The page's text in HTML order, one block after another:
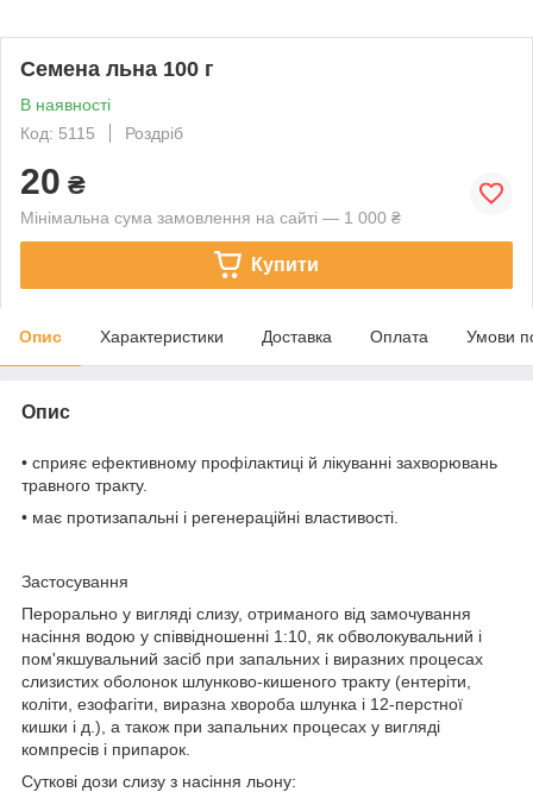
Семена льна 100 г
В наявності
Код: 5115
Роздріб
20 ₴
Мінімальна сума замовлення на сайті — 1 000 ₴
Купити
Опис Характеристики Доставка Оплата Умови
Опис
• сприяє ефективному профілактиці й лікуванні захворювань
травного тракту.
• має протизапальні і регенераційні властивості.
Застосування
Перорально у вигляді слизу, отриманого від замочування
насіння водою у співвідношенні 1:10, як обволокувальний і
пом'якшувальний засіб при запальних і виразних процесах
слизистих оболонок шлунково-кишеного тракту (ентеріти,
коліти, езофагіти, виразна хвороба шлунка і 12-перстної
кишки і д.), а також при запальних процесах у вигляді
компресів і припарок.
Суткові дози слизу з насіння льону: